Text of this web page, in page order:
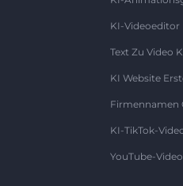
KI-Videoeditor
Text Zu Video
KI Website
Firmennamen
KI-TikTok-
YouTube-